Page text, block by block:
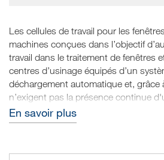
Les cellules de travail pour les
machines conçues dans l’objectif
travail dans le traitement de fenêtres
centres d’usinage équipés d’un
déchargement automatique et, grâce
n’exigent pas la présence continue
secteur de la construction moderne
bâtiments à efficacité énergétique des
En savoir plus